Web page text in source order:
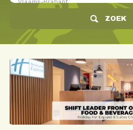
ZOEK